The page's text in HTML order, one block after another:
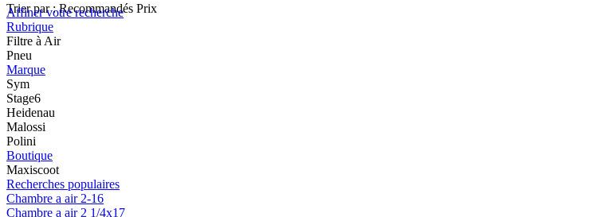
Trier par : Recommandés Prix
Affiner votre recherche
Rubrique
Filtre à Air
Pneu
Marque
Sym
Stage6
Heidenau
Malossi
Polini
Boutique
Maxiscoot
Recherches populaires
Chambre a air 2-16
Chambre a air 2 1/4x17